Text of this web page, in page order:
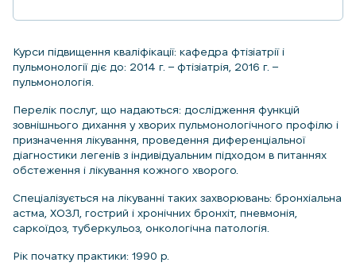
Курси підвищення кваліфікації: кафедра фтізіатрії і
пульмонології діє до: 2014 г. – фтізіатрія, 2016 г. –
пульмонологія.
Перелік послуг, що надаються: дослідження функцій
зовнішнього дихання у хворих пульмонологічного профілю і
призначення лікування, проведення диференціальної
діагностики легенів з індивідуальним підходом в питаннях
обстеження і лікування кожного хворого.
Спеціалізується на лікуванні таких захворювань: бронхіальна
астма, ХОЗЛ, гострий і хронічних бронхіт, пневмонія,
саркоїдоз, туберкульоз, онкологічна патологія.
Рік початку практики: 1990 р.